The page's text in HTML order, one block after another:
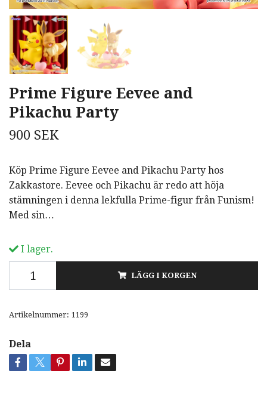
Prime Figure Eevee and
Pikachu Party
900 SEK
Köp Prime Figure Eevee and Pikachu Party hos
Zakkastore. Eevee och Pikachu är redo att höja
stämningen i denna lekfulla Prime-figur från Funism!
Med sin…
I lager.
LÄGG I KORGEN
Artikelnummer: 1199
Dela